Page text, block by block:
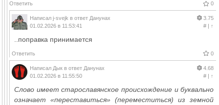
Ответить 0
Написал j-svejk в ответ Данунах
01.02.2026 в 11:53:41
3.75
#| ↑
..поправка принимается
Ответить 0
Написал Дык в ответ Данунах
01.02.2026 в 11:55:50
4.68
#| ↑
Слово имеет старославянское происхождение и буквально
означает «переставиться» (переместиться) из земной